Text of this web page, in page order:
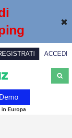
ACCEDI
in Europa